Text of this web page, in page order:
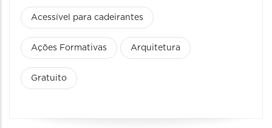
Acessível para cadeirantes
Ações Formativas Arquitetura
Gratuito